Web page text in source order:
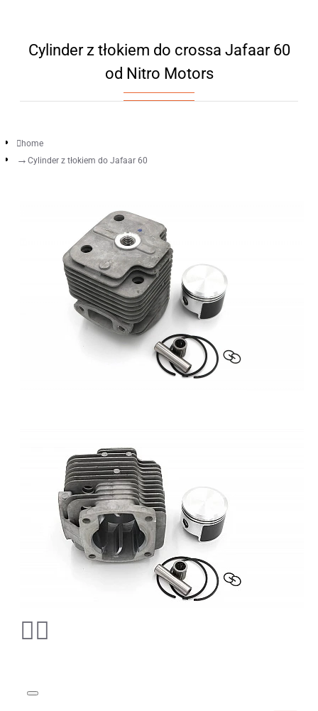
Cylinder z tłokiem do crossa Jafaar 60
od Nitro Motors
home
Cylinder z tłokiem do Jafaar 60